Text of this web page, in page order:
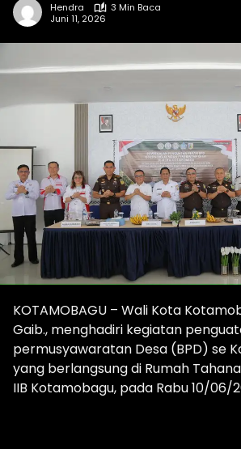
Hendra
3 Min Baca
Juni 11, 2026
KOTAMOBAGU – Wali Kota
Gaib., menghadiri kegiatan
permusyawaratan Desa (BPD) se
yang berlangsung di Rumah
IIB Kotamobagu, pada Rabu 10/06/